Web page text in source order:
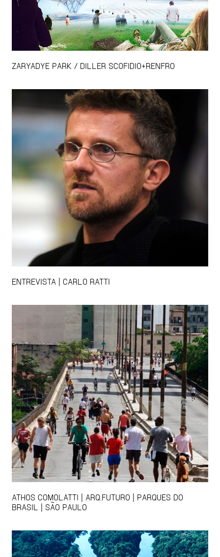
ZARYADYE PARK / DILLER SCOFIDIO+RENFRO
ENTREVISTA | CARLO RATTI
ATHOS COMOLATTI | ARQ.FUTURO | PARQUES DO
BRASIL | SÃO PAULO